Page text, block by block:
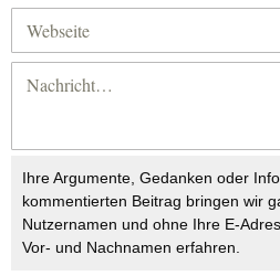
Ihre Argumente, Gedanken oder
kommentierten Beitrag bringen wir
Nutzernamen und ohne Ihre E-
Vor- und Nachnamen erfahren.